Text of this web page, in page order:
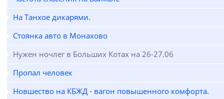
На Танхое дикарями.
Стоянка авто в Монахово
Нужен ночлег в Больших Котах на 26-27.06
Пропал человек
Новшество на КБЖД - вагон повышенного комфорта.